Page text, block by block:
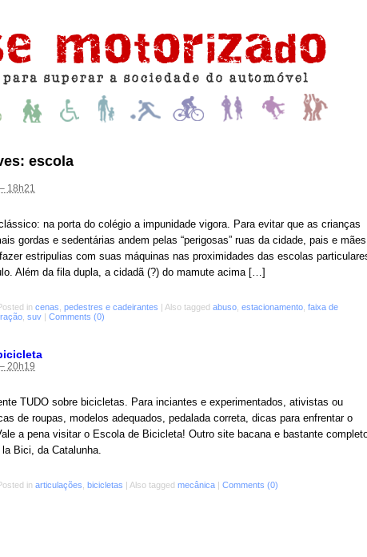
escola
18h21
na porta do colégio a impunidade vigora. Para evitar que as crianças
gordas e sedentárias andem pelas “perigosas” ruas da cidade, pais e mães
estripulias com suas máquinas nas proximidades das escolas
Além da fila dupla, a cidadã (?) do mamute acima […]
in cenas pedestres e cadeirantes | Also tagged abuso estacionamento faixa de
suv | Comments (0)
20h19
TUDO sobre bicicletas. Para inciantes e experimentados, ativistas ou
de roupas, modelos adequados, pedalada correta, dicas para enfrentar o
a pena visitar o Escola de Bicicleta! Outro site bacana e bastante
Bici, da Catalunha.
in articulações bicicletas | Also tagged mecânica | Comments (0)